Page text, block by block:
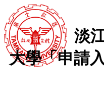
淡
大學「申請